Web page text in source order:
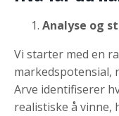
Analyse og
Vi starter med en
markedspotensial,
Arve identifiserer
realistiske å vinne,